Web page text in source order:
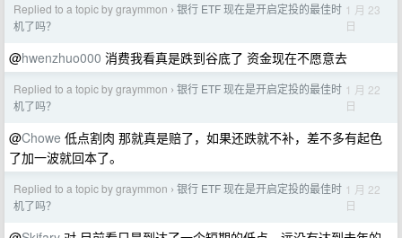
Replied to a topic by graymmon › 银行 ETF 现在是开启定投的最佳时
机了吗？
1 月 23
日
@hwenzhuo000 消费我看真是跌到谷底了 资金现在不愿意去
Replied to a topic by graymmon › 银行 ETF 现在是开启定投的最佳时
机了吗？
1 月 22
日
@Chowe 低点割肉 那就真是赔了，如果还跌就不补，差不多有起色
了加一波就回本了。
Replied to a topic by graymmon › 银行 ETF 现在是开启定投的最佳时
机了吗？
1 月 22
日